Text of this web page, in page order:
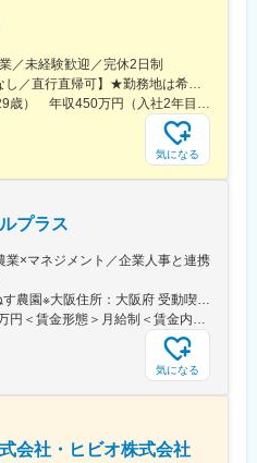
） 、中国（広島／山口）を中心に、
外も含め、3か国（日本、ベトナム、
拠点が連携した事業展開をしていま
サービス（ウェブやアプリやゲー
ートフォン・タブレット活用による
業務。ベトナム（ホーチミン）にあ
業として成長を続けており、これか
会に必要とされ、皆様に安心して関
、今後は地域社会に愛される「企
務
／未経験歓迎／完休2日制
【全国27都府県／原則転勤なし／直行直帰可】★勤務地は希望を考慮★拠点により車通勤OK※充足状況により、ご希望の勤務地での募集が終了している場合があります。※転居を伴う転勤の有無は、半年ごとに希望を伺い、選択いただけます。■東北■・宮城県（仙台市）■関東■・東京都（東京23区など）・神奈川県（横浜市など）・埼玉県（さいたま市など）・千葉県（千葉市など）・茨城県（水戸市）・栃木県（宇都宮市／足利市）・群馬県（前橋市）■東海■・愛知県（名古屋市／豊田市／豊橋市／小牧市）・静岡県（静岡市／浜松市／沼津市／焼津市／富士市）・岐阜県（岐阜市）・三重県（四日市市）■信越・北陸■・長野県（長野市）・山梨県（甲府市）・石川県（金沢市）・富山県（富山市）・福井県（福井市）■関西■・大阪府・兵庫県（神戸市／尼崎市／姫路市）・京都府（京都市）・奈良県（奈良市／天理市）・滋賀県（大津市／彦根市）・和歌山県（和歌山市／田辺市）■中国■・広島県（広島市）・岡山県（岡山市）■四国■・香川県（高松市）■九州■・福岡県（福岡市）
年収535万円（入社3年目／29歳） 年収450万円（入社2年目／26歳）
気になる
プラス
業×マネジメント／企業人事と連携
＜勤務地詳細＞わーくはぴねす農園※大阪住所：大阪府 受動喫煙対策：敷地内全面禁煙変更の範囲：会社の定める事業所
＜予定年収＞400万円～600万円＜賃金形態＞月給制＜賃金内訳＞月額（基本給）：280,000円～420,000円＜月給＞280,000円～420,000円＜昇給有無＞有＜残業手当＞有＜給与補足＞※予定年収はあくまでも目安の金額であり、選考を通じて上下する可能性があります。■昇給：年2回（8月・2月）■賞与：年2回（7月・12月）賃金はあくまでも目安の金額であり、選考を通じて上下する可能性があります。月給(月額)は固定手当を含めた表記です。
気になる
会社・ヒビオ株式会社